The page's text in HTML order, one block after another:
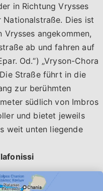
in Richtung Vrysses
Dies ist
angekommen,
ab und fahren auf
Od.“) „Vryson-Chora
Straße führt in die
zur berühmten
südlich von Imbros
und bietet jeweils
weit unten liegende